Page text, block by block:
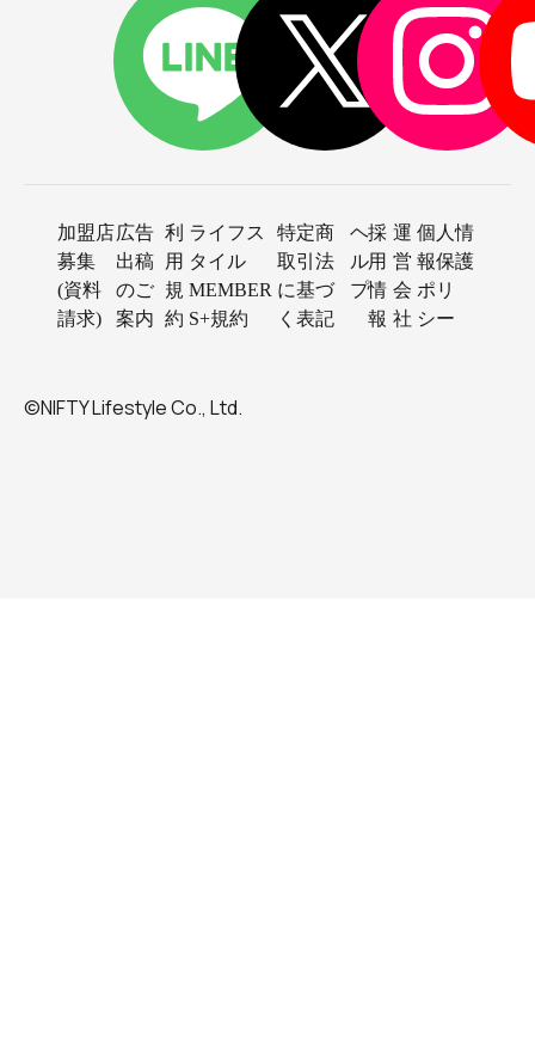
加盟店
募集
(資料
請求)
広告
出稿
のご
案内
利
用
規
約
ライフス
タイル
MEMBER
S+規約
特定商
取引法
に基づ
く表記
ヘ
ル
プ
採
用
情
報
運
営
会
社
個人情
報保護
ポリ
シー
©NIFTY Lifestyle Co., Ltd.